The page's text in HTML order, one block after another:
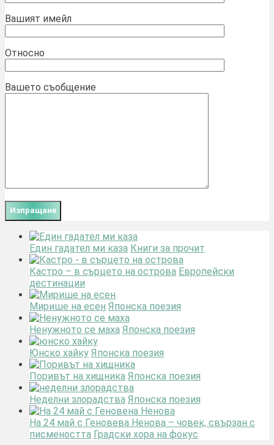
Вашият имейл
Относно
Вашето съобщение
Един гадател ми каза Книги за прочит
Кастро – в сърцето на острова Европейски
дестинации
Мирише на есен Японска поезия
Ненужното се маха Японска поезия
Юнско хайку Японска поезия
Поривът на хищника Японска поезия
Неделни злорадства Японска поезия
На 24 май с Геновева Ненова – човек, свързан с
писмеността Градски хора на фокус